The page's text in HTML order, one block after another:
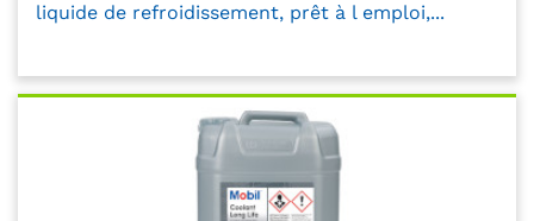
liquide de refroidissement, prêt à l emploi,...